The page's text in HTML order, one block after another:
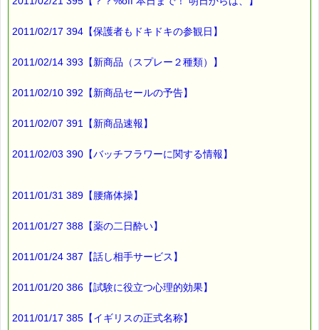
2011/02/17 394【保護者もドキドキの参観日】
2011/02/14 393【新商品（スプレー２種類）】
2011/02/10 392【新商品セールの予告】
2011/02/07 391【新商品速報】
2011/02/03 390【バッチフラワーに関する情報】
2011/01/31 389【腰痛体操】
2011/01/27 388【薬の二日酔い】
2011/01/24 387【話し相手サービス】
2011/01/20 386【試験に役立つ心理的効果】
2011/01/17 385【イギリスの正式名称】